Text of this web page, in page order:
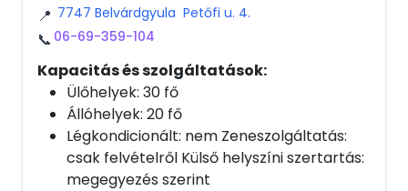
📍 7747 Belvárdgyula Petőfi u. 4.
📞 06-69-359-104
Kapacitás és szolgáltatások:
Ülőhelyek: 30 fő
Állóhelyek: 20 fő
Légkondicionált: nem Zeneszolgáltatás:
csak felvételről Külső helyszíni szertartás:
megegyezés szerint